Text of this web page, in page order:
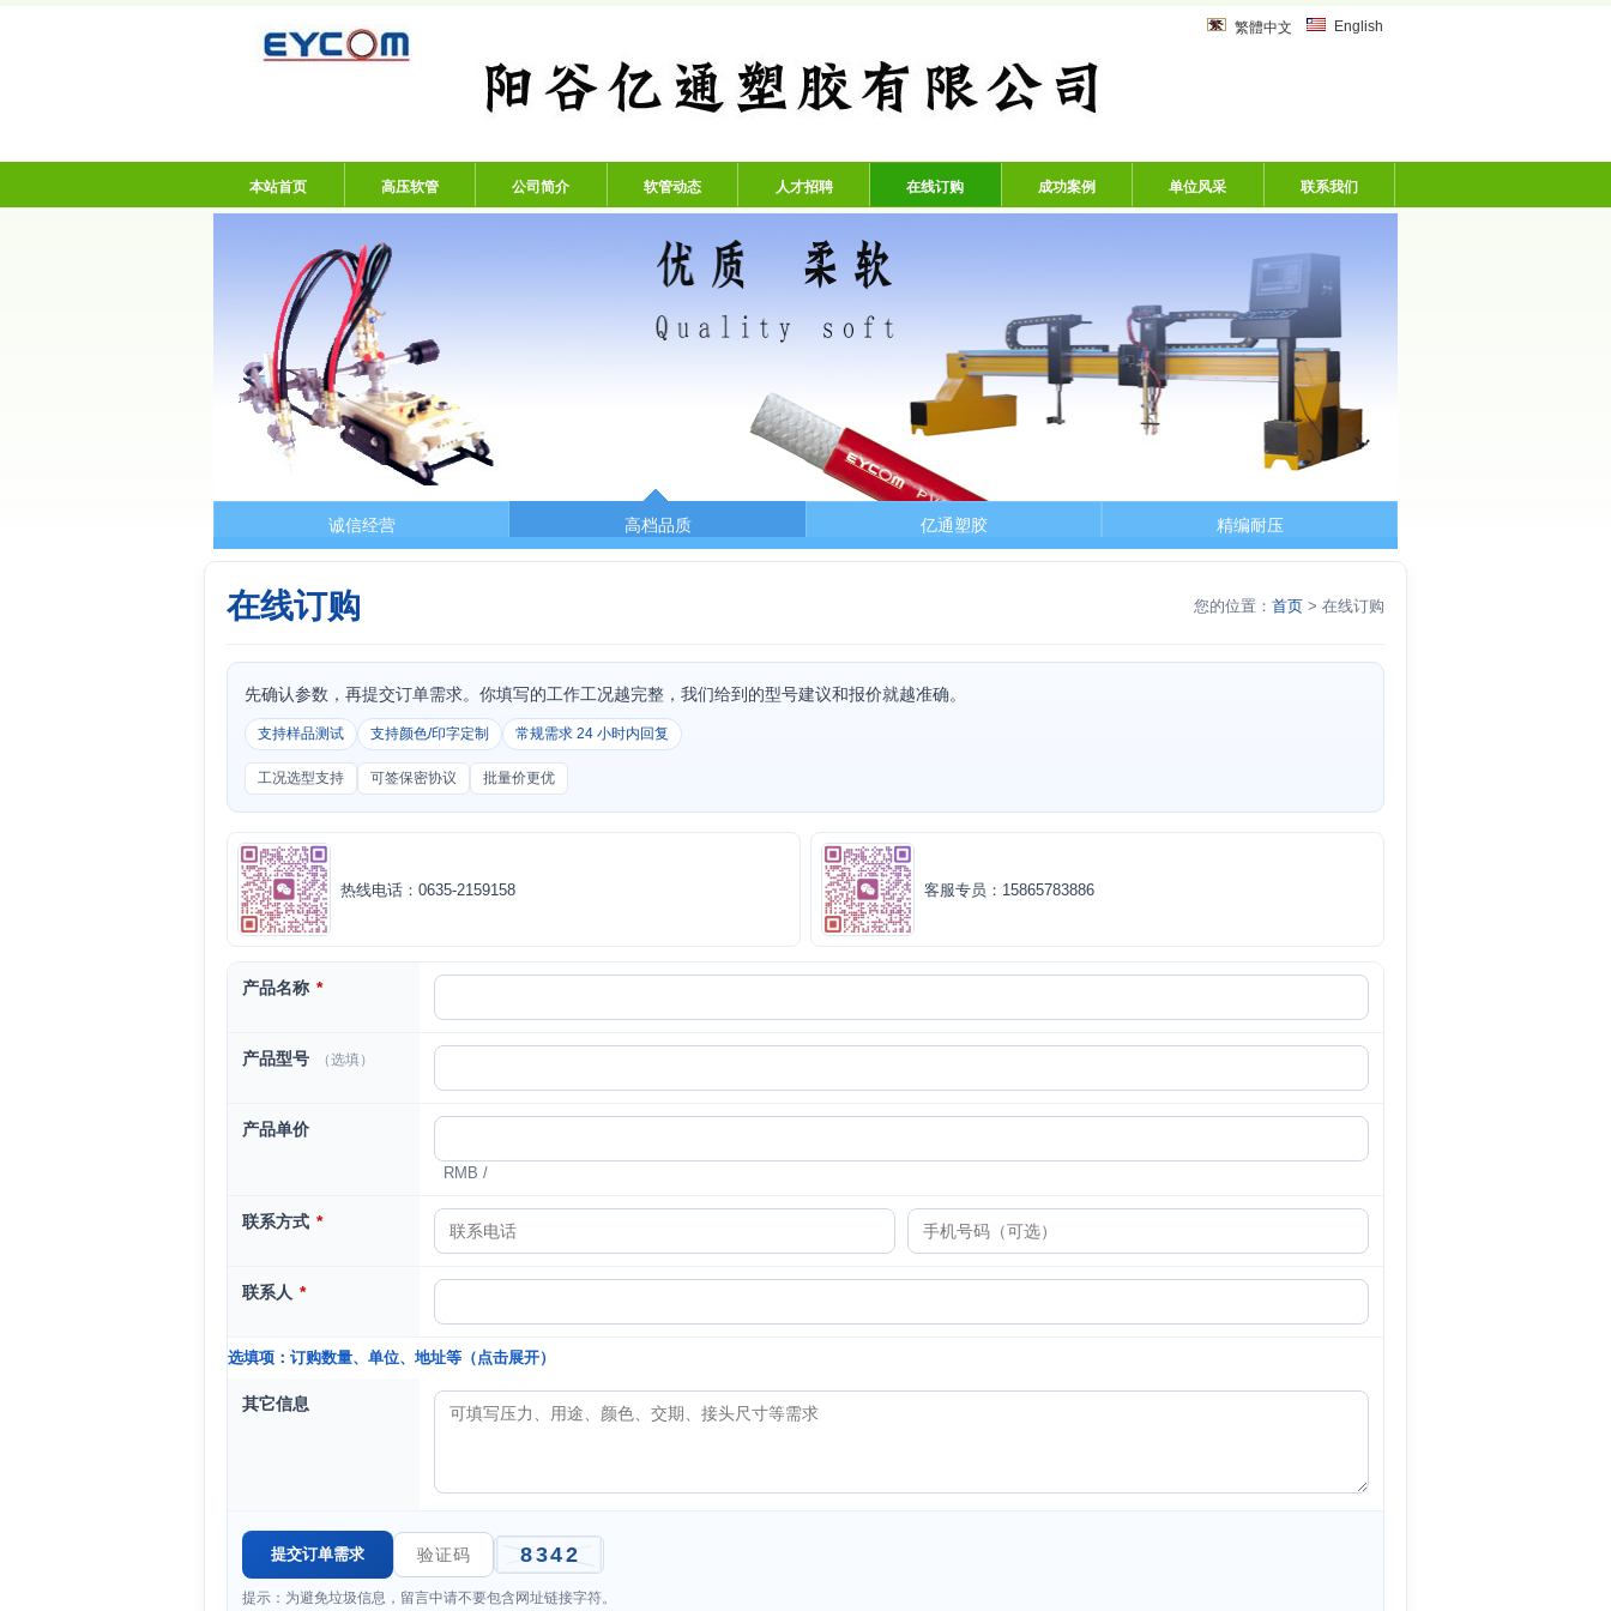
阳谷亿通塑胶有限公司 - 专业生产高压氧气管、乙炔管、风炮软管、洗车机专用软
繁體中文 English
本站首页 高压软管 公司简介 软管动态 人才招聘 在线订购 成功案例 单位风采 联系我们
诚信经营 高档品质 亿通塑胶 精编耐压
在线订购 您的位置： 首页 > 在线订购
先确认参数，再提交订单需求。你填写的工作工况越完整，我们给到的型号建议和报价就越准确。
支持样品测试 支持颜色/印字定制 常规需求 24 小时内回复
工况选型支持 可签保密协议 批量价更优
热线电话：0635-2159158 客服专员：15865783886
产品名称 *
产品型号 （选填）
产品单价
RMB /
联系方式 *
联系人 *
选填项：订购数量、单位、地址等（点击展开）
其它信息
提示：为避免垃圾信息，留言中请不要包含网址链接字符。